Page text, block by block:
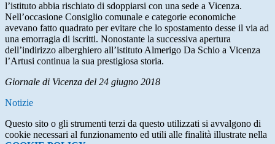
l’istituto abbia rischiato di sdoppiarsi con una sede a Vicenza.
Nell’occasione Consiglio comunale e categorie economiche
avevano fatto quadrato per evitare che lo spostamento desse il via ad
una emorragia di iscritti. Nonostante la successiva apertura
dell’indirizzo alberghiero all’istituto Almerigo Da Schio a Vicenza
l’Artusi continua la sua prestigiosa storia.
Giornale di Vicenza del 24 giugno 2018
Notizie
Questo sito o gli strumenti terzi da questo utilizzati si avvalgono di
cookie necessari al funzionamento ed utili alle finalità illustrate nella